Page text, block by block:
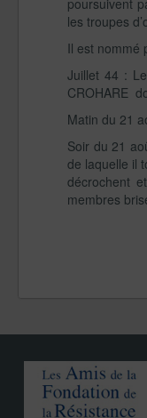
poursuivent
les troupes
Il est nommé
Juillet 44 :
CROHARE
Matin du 21
Soir du 21
de laquelle il
décrochent
membres